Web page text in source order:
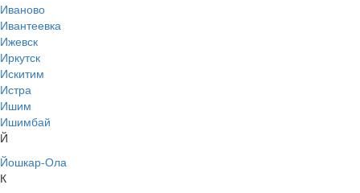
Иваново
Ивантеевка
Ижевск
Иркутск
Искитим
Истра
Ишим
Ишимбай
Й
Йошкар-Ола
К